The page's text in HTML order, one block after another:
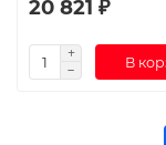
20 821 ₽
В